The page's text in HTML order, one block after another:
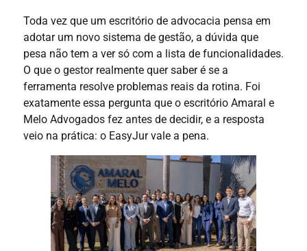
Toda vez que um escritório de advocacia pensa em
adotar um novo sistema de gestão, a dúvida que
pesa não tem a ver só com a lista de funcionalidades.
O que o gestor realmente quer saber é se a
ferramenta resolve problemas reais da rotina. Foi
exatamente essa pergunta que o escritório Amaral e
Melo Advogados fez antes de decidir, e a resposta
veio na prática: o EasyJur vale a pena.